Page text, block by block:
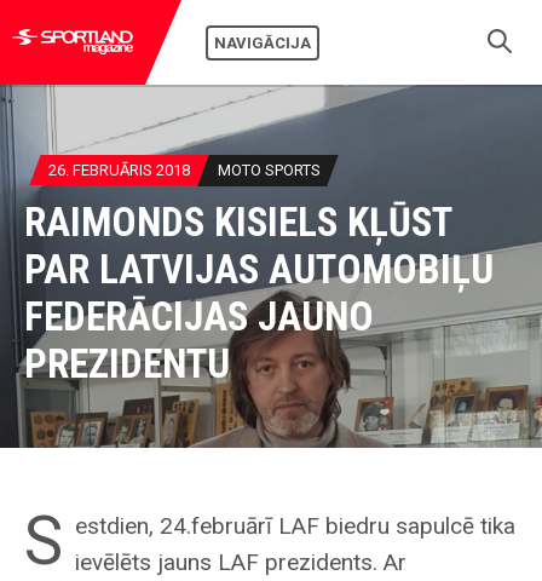
NAVIGĀCIJA
26. FEBRUĀRIS 2018 MOTO SPORTS
RAIMONDS KISIELS KĻŪST
PAR LATVIJAS AUTOMOBIĻU
FEDERĀCIJAS JAUNO
PREZIDENTU
S estdien, 24.februārī LAF biedru sapulcē tika
ievēlēts jauns LAF prezidents. Ar